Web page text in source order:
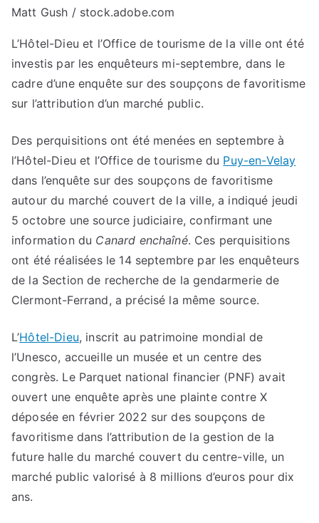
Matt Gush / stock.adobe.com
L’Hôtel-Dieu et l’Office de tourisme de la ville ont été
investis par les enquêteurs mi-septembre, dans le
cadre d’une enquête sur des soupçons de favoritisme
sur l’attribution d’un marché public.
Des perquisitions ont été menées en septembre à
l’Hôtel-Dieu et l’Office de tourisme du Puy-en-Velay
dans l’enquête sur des soupçons de favoritisme
autour du marché couvert de la ville, a indiqué jeudi
5 octobre une source judiciaire, confirmant une
information du Canard enchaîné. Ces perquisitions
ont été réalisées le 14 septembre par les enquêteurs
de la Section de recherche de la gendarmerie de
Clermont-Ferrand, a précisé la même source.
L’Hôtel-Dieu, inscrit au patrimoine mondial de
l’Unesco, accueille un musée et un centre des
congrès. Le Parquet national financier (PNF) avait
ouvert une enquête après une plainte contre X
déposée en février 2022 sur des soupçons de
favoritisme dans l’attribution de la gestion de la
future halle du marché couvert du centre-ville, un
marché public valorisé à 8 millions d’euros pour dix
ans.